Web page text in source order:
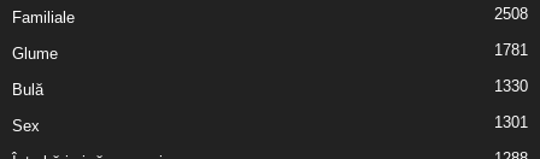
Familiale 2508
Glume 1781
Bulă 1330
Sex 1301